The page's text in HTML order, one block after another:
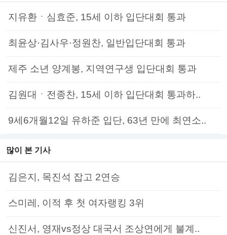
지유환ㆍ심효준, 15세 이하 입단대회 통과
최윤상·김사우·정원찬, 일반입단대회 통과
제주 소년 양계봉, 지역연구생 입단대회 통과
김원대ㆍ전종찬, 15세 이하 입단대회 통과하..
9세6개월12일 유하준 입단, 63년 만에 최연소..
많이 본 기사
김은지, 목진석 잡고 2연승
스미레, 이적 후 첫 여자랭킹 3위
신진서, 영재vs정상 대국서 조상연에게 불계..